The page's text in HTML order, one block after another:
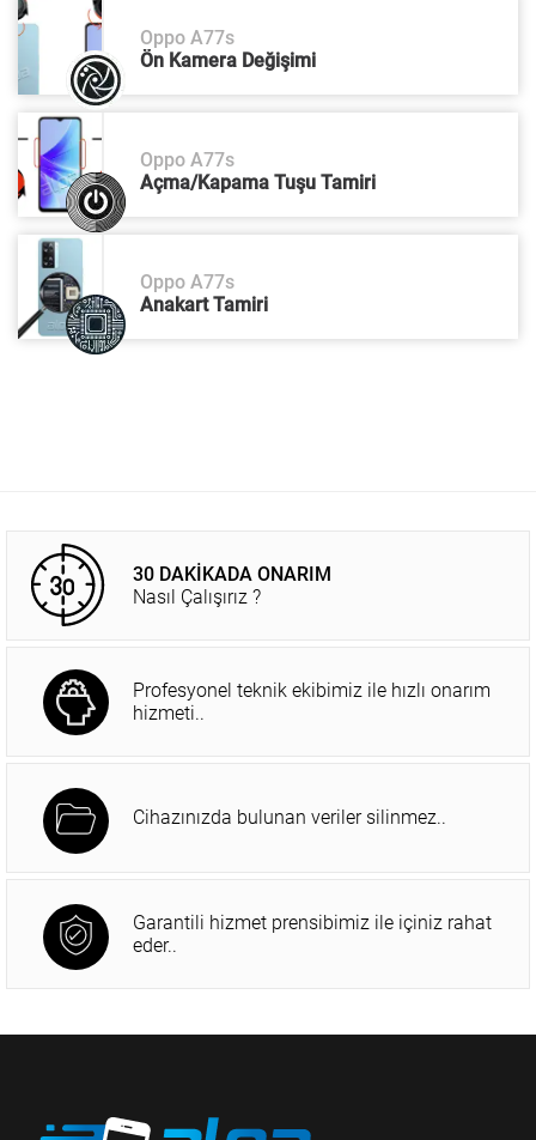
Oppo A77s
Ön Kamera Değişimi
Oppo A77s
Açma/Kapama Tuşu Tamiri
Oppo A77s
Anakart Tamiri
30 DAKİKADA ONARIM
Nasıl Çalışırız ?
Profesyonel teknik ekibimiz ile hızlı onarım
hizmeti..
Cihazınızda bulunan veriler silinmez..
Garantili hizmet prensibimiz ile içiniz rahat
eder..